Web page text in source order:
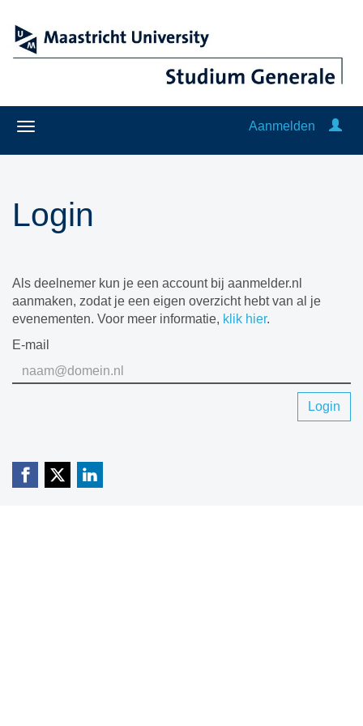
Aanmelden
Login
Als deelnemer kun je een account bij aanmelder.nl
aanmaken, zodat je een eigen overzicht hebt van al je
evenementen. Voor meer informatie, klik hier.
E-mail
Login